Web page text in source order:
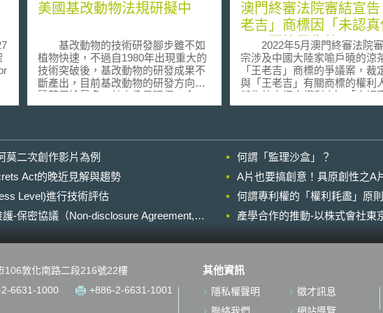
美國基改動物法規研擬中
基改動物的技術研發腳步雖不如
植物快速，不過自1980年出現重大的
技術突破後，基改動物的研發成果不
斷產出，目前基改動物的研發方向以
醫藥用途最多，其次像是環保、食
用、抗氣候變遷等，均有相關的研究
動物提出規範細節及資訊調查的公
告。 由於美國並未對基改生物訂
定管理專法，而是利用既有的法規體
系來管理基因改造生物，而既有法規
原各有其規範目的，因此如何從這些
既有法規的規範目的出發，闡述其用
關主管機關將如何運用既有法規來管
目前FDA內的CVM（Center for
Veterinary Medicine）已率先宣告其
對基改動物的主管權限，並公告「基
因重組動物管理之產業指導原則（草
澳門終審法院審結宣
老吉」商標因「未認真
用」而註冊失效
2022年5月澳門終審法院
宗涉及中國大陸家喻戶曉的涼
「王老吉」商標的爭議案，裁
與「王老吉」有關商標的權利
稱失效商標之權利人）「未認
用商標，故宣告有關註冊失效
效：b) 連續三年未認真使用商
而失效商標之權利人主張延展
用期限，應認為有認真使用商
最後終審法院認為延展商標專
不算是認真使用商標，而宣布
商標失效。終審法院也引述歐
使用的主要宗旨為以下： (1)認真使
冊商標的權利人有“權利”對商
（排他性的）使用，那麼他同
有使用該商標的義務」，因此
認真使用指的是權利人必須確
莫二次創作影片為例
何謂「監理沙盒」？
Act的晚近見解與趨勢
A片也要搞創意！具原創性之A
Level)進行技術評估
何謂專利權的「權利耗盡」原
-保密協議（Non-disclosure Agreement,
產學合作的推動-以株式會社東
106敦化南路二段216號22樓
6631-1000
+886-2-6631-1001
其他資訊
隱私權聲明
徵才訊息